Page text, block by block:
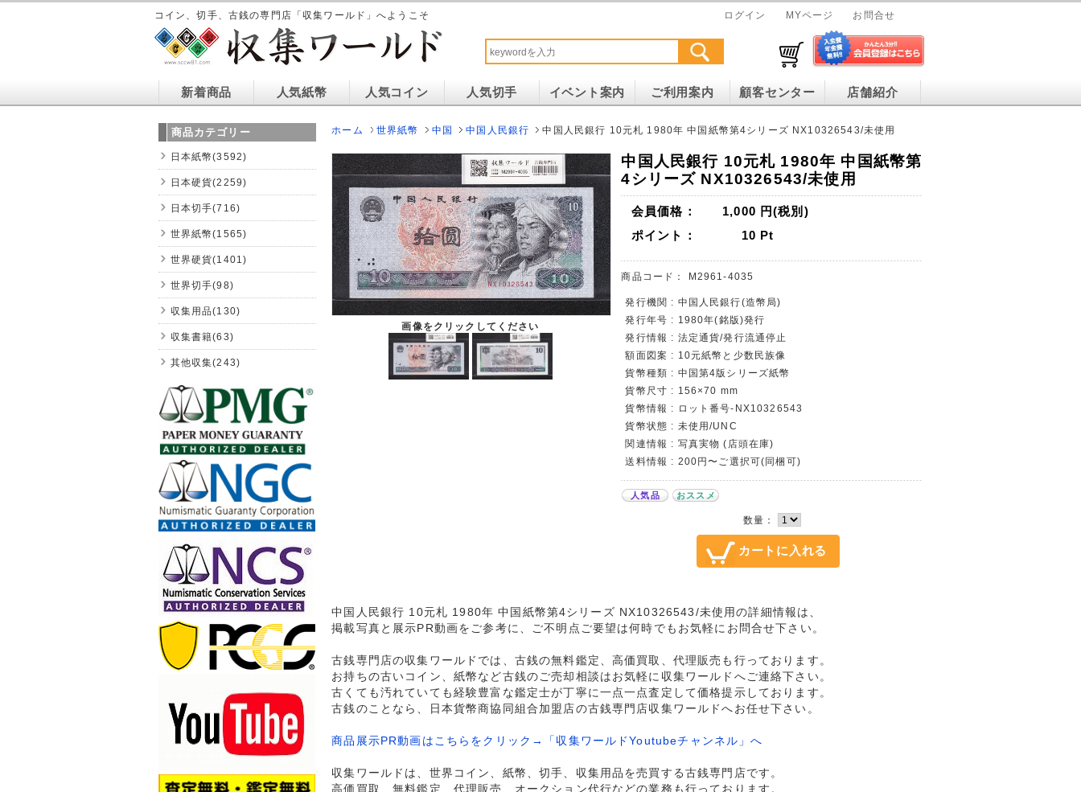
コイン、切手、古銭の専門店「収集ワールド」へようこそ ログイン MYページ お問合せ
新着商品 人気紙幣 人気コイン 人気切手 イベント案内 ご利用案内 顧客センター 店舗紹介
ホーム 世界紙幣 中国 中国人民銀行 中国人民銀行 10元札 1980年 中国紙幣第4シリーズ NX10326543/未使用
画像をクリックしてください
中国人民銀行 10元札 1980年 中国紙幣第
4シリーズ NX10326543/未使用
会員価格： 1,000 円(税別)
ポイント：
10 Pt
商品コード： M2961-4035
発行機関 : 中国人民銀行(造幣局)
発行年号 : 1980年(銘版)発行
発行情報 : 法定通貨/発行流通停止
額面図案 : 10元紙幣と少数民族像
貨幣種類 : 中国第4版シリーズ紙幣
貨幣尺寸 : 156×70 mm
貨幣情報 : ロット番号-NX10326543
貨幣状態 : 未使用/UNC
関連情報 : 写真実物 (店頭在庫)
送料情報 : 200円〜ご選択可(同梱可)
人気品 おススメ
数量：
中国人民銀行 10元札 1980年 中国紙幣第4シリーズ NX10326543/未使用の詳細情報は、
掲載写真と展示PR動画をご参考に、ご不明点ご要望は何時でもお気軽にお問合せ下さい。
古銭専門店の収集ワールドでは、古銭の無料鑑定、高価買取、代理販売も行っております。
お持ちの古いコイン、紙幣など古銭のご売却相談はお気軽に収集ワールドへご連絡下さい。
古くても汚れていても経験豊富な鑑定士が丁寧に一点一点査定して価格提示しております。
古銭のことなら、日本貨幣商協同組合加盟店の古銭専門店収集ワールドへお任せ下さい。
商品展示PR動画はこちらをクリック→「収集ワールドYoutubeチャンネル」へ
収集ワールドは、世界コイン、紙幣、切手、収集用品を売買する古銭専門店です。
高価買取、無料鑑定、代理販売、オークション代行などの業務も行っております。
商品カテゴリー
日本紙幣(3592)
日本硬貨(2259)
日本切手(716)
世界紙幣(1565)
世界硬貨(1401)
世界切手(98)
収集用品(130)
収集書籍(63)
其他収集(243)